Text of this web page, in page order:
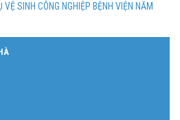
SINH CÔNG NGHIỆP BỆNH VIỆN NĂM